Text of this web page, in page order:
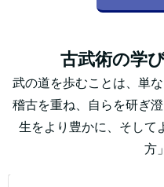
古武術の学
武の道を歩むことは、単
稽古を重ね、自らを研ぎ
生をより豊かに、そして
方